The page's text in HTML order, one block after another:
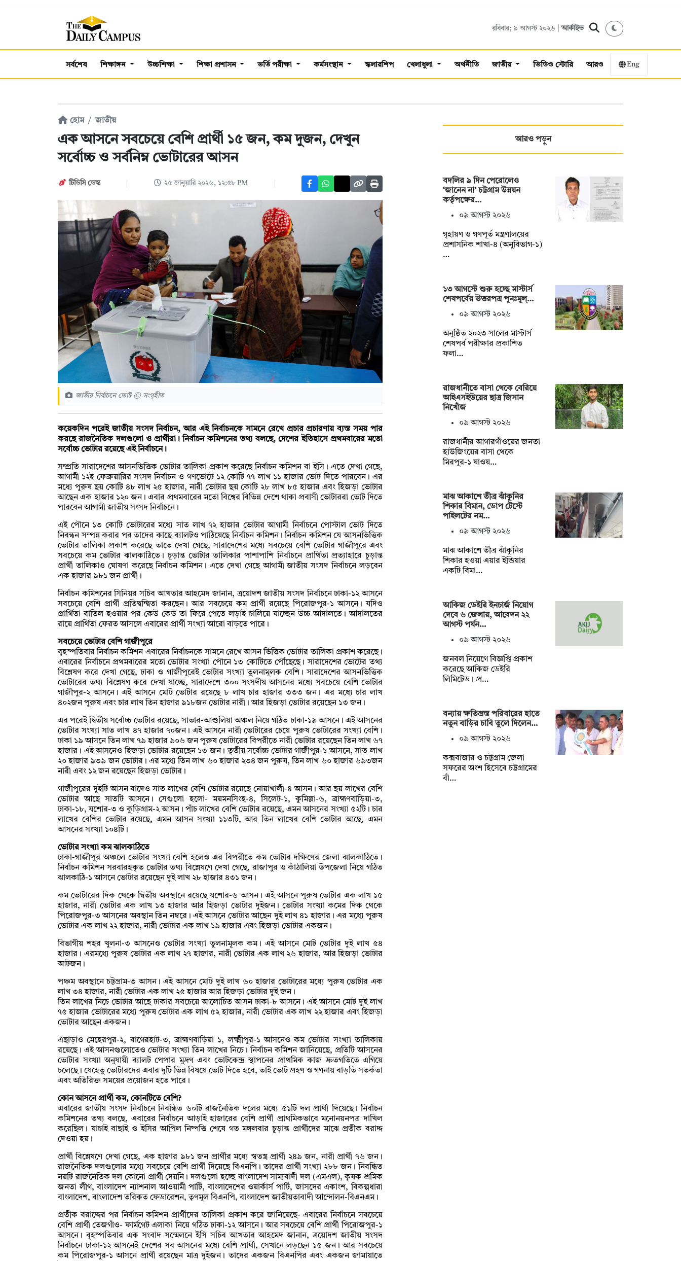
রবিবার; ৯ আগস্ট ২০২৬ |আর্কাইভ
সর্বশেষ শিক্ষাঙ্গন উচ্চশিক্ষা শিক্ষা প্রশাসন ভর্তি পরীক্ষা কর্মসংস্থান স্কলারশিপ খেলাধুলা অর্থনীতি জাতীয় ভিডিও স্টোরি আরও Eng
হোম জাতীয়
এক আসনে সবচেয়ে বেশি প্রার্থী ১৫ জন, কম দুজন, দেখুন
সর্বোচ্চ ও সর্বনিম্ন ভোটারের আসন
টিডিসি ডেস্ক ২৫ জানুয়ারি ২০২৬, ১২:৫৮ PM
জাতীয় নির্বাচনে ভোট © সংগৃহীত
কয়েকদিন পরেই জাতীয় সংসদ নির্বাচন, আর এই নির্বাচনকে সামনে রেখে প্রচার প্রচারণায় ব্যস্ত সময় পার
করছে রাজনৈতিক দলগুলো ও প্রার্থীরা। নির্বাচন কমিশনের তথ্য বলছে, দেশের ইতিহাসে প্রথমবারের মতো
সর্বোচ্চ ভোটার রয়েছে এই নির্বাচনে।
সম্প্রতি সারাদেশের আসনভিত্তিক ভোটার তালিকা প্রকাশ করেছে নির্বাচন কমিশন বা ইসি। এতে দেখা গেছে,
আগামী ১২ই ফেব্রুয়ারির সংসদ নির্বাচন ও গণভোটে ১২ কোটি ৭৭ লাখ ১১ হাজার ভোট দিতে পারবেন। এর
মধ্যে পুরুষ ছয় কোটি ৪৮ লাখ ২৫ হাজার, নারী ভোটার ছয় কোটি ২৮ লাখ ৮৫ হাজার এবং হিজড়া ভোটার
আছেন এক হাজার ১২০ জন। এবার প্রথমবারের মতো বিশ্বের বিভিন্ন দেশে থাকা প্রবাসী ভোটাররা ভোট দিতে
পারবেন আগামী জাতীয় সংসদ নির্বাচনে।
এই পৌনে ১৩ কোটি ভোটারের মধ্যে সাত লাখ ৭২ হাজার ভোটার আগামী নির্বাচনে পোস্টাল ভোট দিতে
নিবন্ধন সম্পন্ন করার পর তাদের কাছে ব্যালটও পাঠিয়েছে নির্বাচন কমিশন। নির্বাচন কমিশন যে আসনভিত্তিক
ভোটার তালিকা প্রকাশ করেছে তাতে দেখা গেছে, সারাদেশের মধ্যে সবচেয়ে বেশি ভোটার গাজীপুরে এবং
সবচেয়ে কম ভোটার ঝালকাঠিতে। চূড়ান্ত ভোটার তালিকার পাশাপাশি নির্বাচনে প্রার্থিতা প্রত্যাহারে চূড়ান্ত
প্রার্থী তালিকাও ঘোষণা করেছে নির্বাচন কমিশন। এতে দেখা গেছে আগামী জাতীয় সংসদ নির্বাচনে লড়বেন
এক হাজার ৯৮১ জন প্রার্থী।
নির্বাচন কমিশনের সিনিয়র সচিব আখতার আহমেদ জানান, ত্রয়োদশ জাতীয় সংসদ নির্বাচনে ঢাকা-১২ আসনে
সবচেয়ে বেশি প্রার্থী প্রতিদ্বন্দ্বিতা করছেন। আর সবচেয়ে কম প্রার্থী রয়েছে পিরোজপুর-১ আসনে। যদিও
প্রার্থিতা বাতিল হওয়ার পর কেউ কেউ তা ফিরে পেতে লড়াই চালিয়ে যাচ্ছেন উচ্চ আদালতে। আদালতের
রায়ে প্রার্থিতা ফেরত আসলে এবারের প্রার্থী সংখ্যা আরো বাড়তে পারে।
সবচেয়ে ভোটার বেশি গাজীপুরে
বৃহস্পতিবার নির্বাচন কমিশন এবারের নির্বাচনকে সামনে রেখে আসন ভিত্তিক ভোটার তালিকা প্রকাশ করেছে।
এবারের নির্বাচনে প্রথমবারের মতো ভোটার সংখ্যা পৌনে ১৩ কোটিতে পৌঁছেছে। সারাদেশের ভোটের তথ্য
বিশ্লেষণ করে দেখা গেছে, ঢাকা ও গাজীপুরেই ভোটার সংখ্যা তুলনামূলক বেশি। সারাদেশের আসনভিত্তিক
ভোটারের তথ্য বিশ্লেষণ করে দেখা যাচ্ছে, সারাদেশে ৩০০ সংসদীয় আসনের মধ্যে সবচেয়ে বেশি ভোটার
গাজীপুর-২ আসনে। এই আসনে মোট ভোটার রয়েছে ৮ লাখ চার হাজার ৩৩৩ জন। এর মধ্যে চার লাখ
৪০২জন পুরুষ এবং চার লাখ তিন হাজার ৯১৮জন ভোটার নারী। আর হিজড়া ভোটার রয়েছেন ১৩ জন।
এর পরেই দ্বিতীয় সর্বোচ্চ ভোটার রয়েছে, সাভার-আশুলিয়া অঞ্চল নিয়ে গঠিত ঢাকা-১৯ আসনে। এই আসনের
ভোটার সংখ্যা সাত লাখ ৪৭ হাজার ৭০জন। এই আসনে নারী ভোটারের চেয়ে পুরুষ ভোটারের সংখ্যা বেশি।
ঢাকা ১৯ আসনে তিন লাখ ৭৯ হাজার ৯০৬ জন পুরুষ ভোটারের বিপরীতে নারী ভোটার রয়েছেন তিন লাখ ৬৭
হাজার। এই আসনেও হিজড়া ভোটার রয়েছেন ১৩ জন। তৃতীয় সর্বোচ্চ ভোটার গাজীপুর-১ আসনে, সাত লাখ
২০ হাজার ৯৩৯ জন ভোটার। এর মধ্যে তিন লাখ ৬০ হাজার ২৩৪ জন পুরুষ, তিন লাখ ৬০ হাজার ৬৯৩জন
নারী এবং ১২ জন রয়েছেন হিজড়া ভোটার।
গাজীপুরের দুইটি আসন বাদেও সাত লাখের বেশি ভোটার রয়েছে নোয়াখালী-৪ আসন। আর ছয় লাখের বেশি
ভোটার আছে সাতটি আসনে। সেগুলো হলো- ময়মনসিংহ-৪, সিলেট-১, কুমিল্লা-৬, ব্রাহ্মণবাড়িয়া-৩,
ঢাকা-১৮, যশোর-৩ ও কুড়িগ্রাম-২ আসন। পাঁচ লাখের বেশি ভোটার রয়েছে, এমন আসনের সংখ্যা ৫২টি। চার
লাখের বেশির ভোটার রয়েছে, এমন আসন সংখ্যা ১১৩টি, আর তিন লাখের বেশি ভোটার আছে, এমন
আসনের সংখ্যা ১০৪টি।
ভোটার সংখ্যা কম ঝালকাঠিতে
ঢাকা-গাজীপুর অঞ্চলে ভোটার সংখ্যা বেশি হলেও এর বিপরীতে কম ভোটার দক্ষিণের জেলা ঝালকাঠিতে।
নির্বাচন কমিশন সরবারহকৃত ভোটার তথ্য বিশ্লেষণে দেখা গেছে, রাজাপুর ও কাঁঠালিয়া উপজেলা নিয়ে গঠিত
ঝালকাঠি-১ আসনে ভোটার রয়েছেন দুই লাখ ২৮ হাজার ৪৩১ জন।
কম ভোটারের দিক থেকে দ্বিতীয় অবস্থানে রয়েছে যশোর-৬ আসন। এই আসনে পুরুষ ভোটার এক লাখ ১৫
হাজার, নারী ভোটার এক লাখ ১৩ হাজার আর হিজড়া ভোটার দুইজন। ভোটার সংখ্যা কমের দিক থেকে
পিরোজপুর-৩ আসনের অবস্থান তিন নম্বরে। এই আসনে ভোটার আছেন দুই লাখ ৪১ হাজার। এর মধ্যে পুরুষ
ভোটার এক লাখ ২২ হাজার, নারী ভোটার এক লাখ ১৯ হাজার এবং হিজড়া ভোটার একজন।
বিভাগীয় শহর খুলনা-৩ আসনেও ভোটার সংখ্যা তুলনামূলক কম। এই আসনে মোট ভোটার দুই লাখ ৫৪
হাজার। এরমধ্যে পুরুষ ভোটার এক লাখ ২৭ হাজার, নারী ভোটার এক লাখ ২৬ হাজার, আর হিজড়া ভোটার
আটজন।
পঞ্চম অবস্থানে চট্টগ্রাম-৩ আসন। এই আসনে মোট দুই লাখ ৬০ হাজার ভোটারের মধ্যে পুরুষ ভোটার এক
লাখ ৩৪ হাজার, নারী ভোটার এক লাখ ২৫ হাজার আর হিজড়া ভোটার দুই জন।
তিন লাখের নিচে ভোটার আছে ঢাকার সবচেয়ে আলোচিত আসন ঢাকা-৮ আসনে। এই আসনে মোট দুই লাখ
৭৫ হাজার ভোটারের মধ্যে পুরুষ ভোটার এক লাখ ৫২ হাজার, নারী ভোটার এক লাখ ২২ হাজার এবং হিজড়া
ভোটার আছেন একজন।
এছাড়াও মেহেরপুর-২, বাগেরহাট-৩, ব্রাহ্মণবাড়িয়া ১, লক্ষ্মীপুর-১ আসনেও কম ভোটার সংখ্যা তালিকায়
রয়েছে। এই আসনগুলোতেও ভোটার সংখ্যা তিন লাখের নিচে। নির্বাচন কমিশন জানিয়েছে, প্রতিটি আসনের
ভোটার সংখ্যা অনুযায়ী ব্যালট পেপার মুদ্রণ এবং ভোটকেন্দ্র স্থাপনের প্রাথমিক কাজ দ্রুতগতিতে এগিয়ে
চলেছে। যেহেতু ভোটারদের এবার দুটি ভিন্ন বিষয়ে ভোট দিতে হবে, তাই ভোট গ্রহণ ও গণনায় বাড়তি সতর্কতা
এবং অতিরিক্ত সময়ের প্রয়োজন হতে পারে।
কোন আসনে প্রার্থী কম, কোনটিতে বেশি?
এবারের জাতীয় সংসদ নির্বাচনে নিবন্ধিত ৬০টি রাজনৈতিক দলের মধ্যে ৫১টি দল প্রার্থী দিয়েছে। নির্বাচন
কমিশনের তথ্য বলছে, এবারের নির্বাচনে আড়াই হাজারের বেশি প্রার্থী প্রাথমিকভাবে মনোনয়নপত্র দাখিল
করেছিল। যাচাই বাছাই ও ইসির আপিল নিষ্পত্তি শেষে গত মঙ্গলবার চূড়ান্ত প্রার্থীদের মাঝে প্রতীক বরাদ্দ
দেওয়া হয়।
প্রার্থী বিশ্লেষণে দেখা গেছে, এক হাজার ৯৮১ জন প্রার্থীর মধ্যে স্বতন্ত্র প্রার্থী ২৪৯ জন, নারী প্রার্থী ৭৬ জন।
রাজনৈতিক দলগুলোর মধ্যে সবচেয়ে বেশি প্রার্থী দিয়েছে বিএনপি। তাদের প্রার্থী সংখ্যা ২৮৮ জন। নিবন্ধিত
নয়টি রাজনৈতিক দল কোনো প্রার্থী দেয়নি। দলগুলো হচ্ছে বাংলাদেশ সাম্যবাদী দল (এমএল), কৃষক শ্রমিক
জনতা লীগ, বাংলাদেশ ন্যাশনাল আওয়ামী পার্টি, বাংলাদেশের ওয়ার্কার্স পার্টি, জাসদের একাংশ, বিকল্পধারা
বাংলাদেশ, বাংলাদেশ তরিকত ফেডারেশন, তৃণমূল বিএনপি, বাংলাদেশ জাতীয়তাবাদী আন্দোলন-বিএনএম।
প্রতীক বরাদ্দের পর নির্বাচন কমিশন প্রার্থীদের তালিকা প্রকাশ করে জানিয়েছে- এবারের নির্বাচনে সবচেয়ে
বেশি প্রার্থী তেজগাঁও- ফার্মগেট এলাকা নিয়ে গঠিত ঢাকা-১২ আসনে। আর সবচেয়ে বেশি প্রার্থী পিরোজপুর-১
আসনে। বৃহস্পতিবার এক সংবাদ সম্মেলনে ইসি সচিব আখতার আহমেদ জানান, ত্রয়োদশ জাতীয় সংসদ
নির্বাচনে ঢাকা-১২ আসনেই দেশের সব আসনের মধ্যে বেশি প্রার্থী, সেখানে লড়ছেন ১৫ জন। আর সবচেয়ে
কম পিরোজপুর-১ আসনে প্রার্থী রয়েছেন মাত্র দুইজন। তাদের একজন বিএনপির এবং একজন জামায়াতে
আরও পড়ুন
বদলির ৯ দিন পেরোলেও
‘জানেন না’ চট্টগ্রাম উন্নয়ন
কর্তৃপক্ষের…
০৯ আগস্ট ২০২৬
গৃহায়ণ ও গণপূর্ত মন্ত্রণালয়ের
প্রশাসনিক শাখা-৪ (অনুবিভাগ-১)
…
১৩ আগস্টে শুরু হচ্ছে মাস্টার্স
শেষপর্বের উত্তরপত্র পুনঃমূল্…
০৯ আগস্ট ২০২৬
অনুষ্ঠিত ২০২৩ সালের মাস্টার্স
শেষপর্ব পরীক্ষার প্রকাশিত
ফলা…
রাজধানীতে বাসা থেকে বেরিয়ে
আইএসইউয়ের ছাত্র জিসান
নিখোঁজ
০৯ আগস্ট ২০২৬
রাজধানীর আগারগাঁওয়ের জনতা
হাউজিংয়ের বাসা থেকে
মিরপুর-১ যাওয়…
মাঝ আকাশে তীব্র ঝাঁকুনির
শিকার বিমান, ডোপ টেস্টে
পাইলটের নম…
০৯ আগস্ট ২০২৬
মাঝ আকাশে তীব্র ঝাঁকুনির
শিকার হওয়া এয়ার ইন্ডিয়ার
একটি বিমা…
আকিজ ডেইরি ইনচার্জ নিয়োগ
দেবে ৬ জেলায়, আবেদন ২২
আগস্ট পর্যন…
০৯ আগস্ট ২০২৬
জনবল নিয়েগে বিজ্ঞপ্তি প্রকাশ
করেছে আকিজ ডেইরি
লিমিটেড। প্র…
বন্যায় ক্ষতিগ্রস্ত পরিবারের হাতে
নতুন বাড়ির চাবি তুলে দিলেন…
০৯ আগস্ট ২০২৬
কক্সবাজার ও চট্টগ্রাম জেলা
সফরের অংশ হিসেবে চট্টগ্রামের
বাঁ…